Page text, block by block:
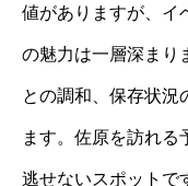
値がありますが、イ
の魅力は一層深まり
との調和、保存状況
ます。佐原を訪れる
逃せないスポットで